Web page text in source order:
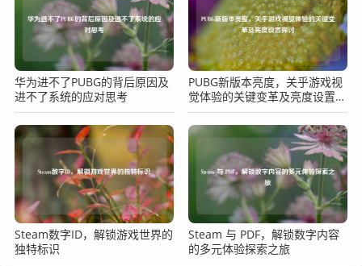
华为进不了PUBG的背后原因及
进不了系统的应对思考
PUBG新版本亮度，关乎游戏视
觉体验的关键变革及亮度设置探
讨
Steam数字ID，解锁游戏世界的
独特标识
Steam 与 PDF，解锁数字内容
的多元体验探索之旅